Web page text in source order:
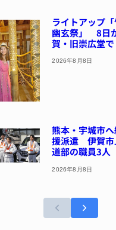
ライトアップ
幽玄祭」 8日
賀・旧崇広堂で
2026年8月8日
熊本・宇城市
援派遣 伊賀市
道部の職員3人
2026年8月8日